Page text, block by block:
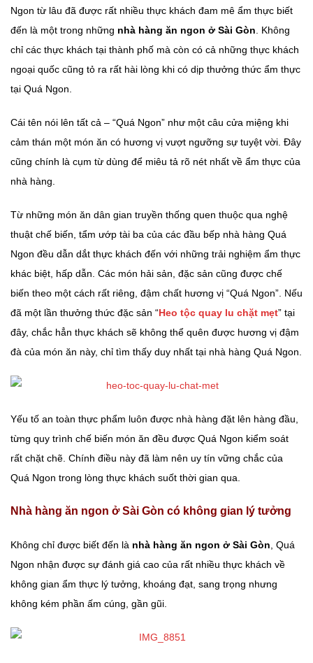
Ngon từ lâu đã được rất nhiều thực khách đam mê ẩm thực biết
đến là một trong những nhà hàng ăn ngon ở Sài Gòn . Không
chỉ các thực khách tại thành phố mà còn có cả những thực khách
ngoại quốc cũng tỏ ra rất hài lòng khi có dịp thưởng thức ẩm thực
tại Quá Ngon.
Cái tên nói lên tất cả – “Quá Ngon” như một câu cửa miệng khi
cảm thán một món ăn có hương vị vượt ngưỡng sự tuyệt vời. Đây
cũng chính là cụm từ dùng để miêu tả rõ nét nhất về ẩm thực của
nhà hàng.
Từ những món ăn dân gian truyền thống quen thuộc qua nghệ
thuật chế biến, tẩm ướp tài ba của các đầu bếp nhà hàng Quá
Ngon đều dẫn dắt thực khách đến với những trải nghiệm ẩm thực
khác biệt, hấp dẫn. Các món hải sản, đặc sản cũng được chế
biến theo một cách rất riêng, đậm chất hương vị “Quá Ngon”. Nếu
đã một lần thưởng thức đặc sản “Heo tộc quay lu chặt mẹt” tại
đây, chắc hẳn thực khách sẽ không thể quên được hương vị đậm
đà của món ăn này, chỉ tìm thấy duy nhất tại nhà hàng Quá Ngon.
Yếu tố an toàn thực phẩm luôn được nhà hàng đặt lên hàng đầu,
từng quy trình chế biến món ăn đều được Quá Ngon kiểm soát
rất chặt chẽ. Chính điều này đã làm nên uy tín vững chắc của
Quá Ngon trong lòng thực khách suốt thời gian qua.
Nhà hàng ăn ngon ở Sài Gòn có không gian lý tưởng
Không chỉ được biết đến là nhà hàng ăn ngon ở Sài Gòn , Quá
Ngon nhận được sự đánh giá cao của rất nhiều thực khách về
không gian ẩm thực lý tưởng, khoáng đạt, sang trọng nhưng
không kém phần ấm cúng, gần gũi.